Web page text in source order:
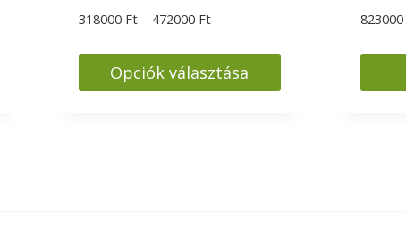
318000 Ft – 472000 FtÁrtartomány:
-
472000 Ft
Opciók választása
823000